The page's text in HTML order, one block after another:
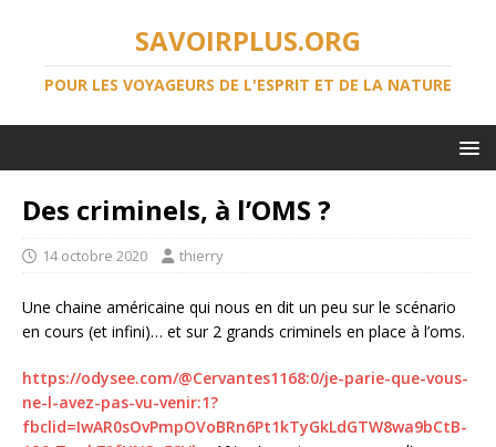
SAVOIRPLUS.ORG
POUR LES VOYAGEURS DE L'ESPRIT ET DE LA NATURE
Des criminels, à l’OMS ?
14 octobre 2020 thierry
Une chaine américaine qui nous en dit un peu sur le scénario
en cours (et infini)… et sur 2 grands criminels en place à l’oms.
https://odysee.com/@Cervantes1168:0/je-parie-que-vous-
ne-l-avez-pas-vu-venir:1?
fbclid=IwAR0sOvPmpOVoBRn6Pt1kTyGkLdGTW8wa9bCtB-